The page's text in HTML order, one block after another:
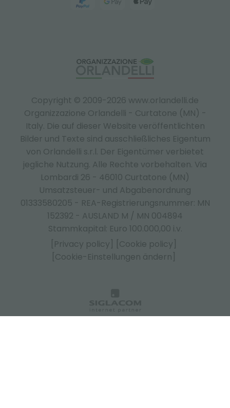
Copyright © 2009-2026 www.orlandelli.de
Organizzazione Orlandelli - Curtatone (MN) -
Italy. Die auf dieser Website veröffentlichten
Bilder und Texte sind ausschließliches Eigentum
von Orlandelli s.r.l. Der Eigentümer verbietet
jegliche Nutzung. Alle Rechte vorbehalten. Via
Lombardi 26 - 46010 Curtatone (MN)
Umsatzsteuer- und Abgabenordnung
01333580205 - REA-Registrierungsnummer: MN
152392 - AUSLAND M / MN 004894
Stammkapital: Euro 100.000,00 i.v.
[Privacy policy]
[Cookie policy]
[Cookie-Einstellungen ändern]